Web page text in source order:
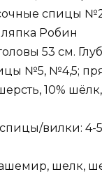
спицы
Робин
53 см.
№5, №4,5;
10%
вилки: 4-
шелк,